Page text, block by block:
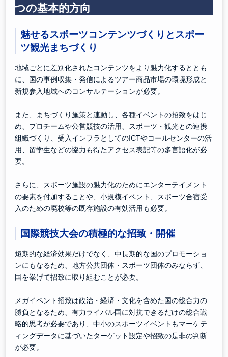
つの基本的方向
魅せるスポーツコンテンツづくりとスポー
ツ観光まちづくり
地域ごとに差別化されたコンテンツをより魅力化するととも
に、国の事例収集・発信によるツアー商品市場の環境形成と
新規参入地域へのコンサルテーションが必要。
また、まちづくり施策と連動し、各種イベントの招致をはじ
め、プロチームや公営競技の活用、スポーツ・観光との連携
組織づくり、受入インフラとしてのICTやコールセンターの活
用、留学生などの協力も得たアクセス表記等の多言語化が必
要。
さらに、スポーツ施設の魅力化のためにエンターテイメント
の要素を付加することや、小規模イベント、スポーツ合宿受
入のための廃校等の既存施設の有効活用も必要。
国際競技大会の積極的な招致・開催
短期的な経済効果だけでなく、中長期的な国のプロモーショ
ンにもなるため、地方公共団体・スポーツ団体のみならず、
国を挙げて招致に取り組むことが必要。
メガイベント招致は政治・経済・文化を含めた国の総合力の
勝負となるため、有力ライバル国に対抗できるだけの総合戦
略的思考が必要であり、中小のスポーツイベントもマーケテ
ィングデータに基づいたターゲット設定や招致の是非の判断
が必要。